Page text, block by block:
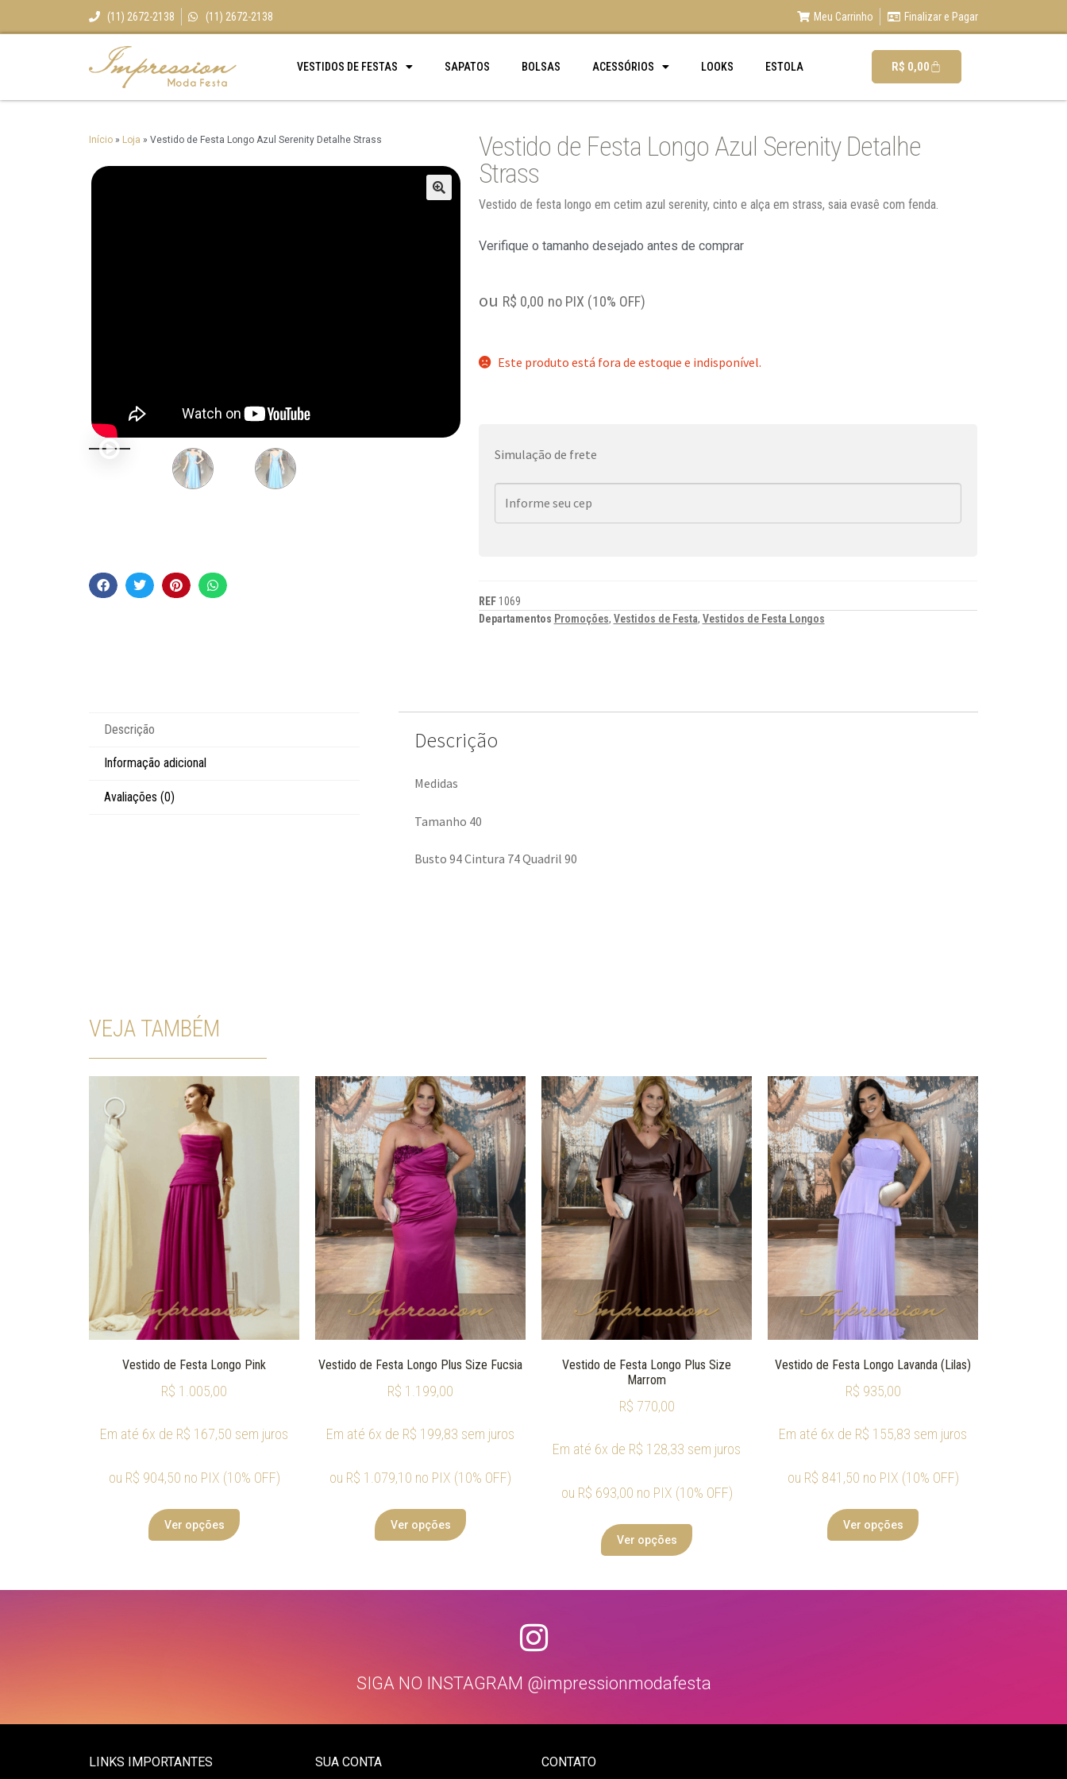
(11) 2672-2138 (11) 2672-2138 Meu Carrinho Finalizar e Pagar
VESTIDOS DE FESTAS SAPATOS BOLSAS ACESSÓRIOS LOOKS ESTOLA R$ 0,00
Início » Loja » Vestido de Festa Longo Azul Serenity Detalhe Strass
Vestido de Festa Longo Azul Serenity Detalhe
Strass
Vestido de festa longo em cetim azul serenity, cinto e alça em strass, saia evasê com fenda.
Verifique o tamanho desejado antes de comprar
ou R$ 0,00 no PIX (10% OFF)
Este produto está fora de estoque e indisponível.
Simulação de frete
REF 1069
Departamentos Promoções, Vestidos de Festa, Vestidos de Festa Longos
Descrição
Informação adicional
Avaliações (0)
Descrição
Medidas
Tamanho 40
Busto 94 Cintura 74 Quadril 90
VEJA TAMBÉM
Vestido de Festa Longo Pink
R$ 1.005,00
Em até 6x de R$ 167,50 sem juros
ou R$ 904,50 no PIX (10% OFF)
Ver opções
Vestido de Festa Longo Plus Size Fucsia
R$ 1.199,00
Em até 6x de R$ 199,83 sem juros
ou R$ 1.079,10 no PIX (10% OFF)
Ver opções
Vestido de Festa Longo Plus Size
Marrom
R$ 770,00
Em até 6x de R$ 128,33 sem juros
ou R$ 693,00 no PIX (10% OFF)
Ver opções
Vestido de Festa Longo Lavanda (Lilas)
R$ 935,00
Em até 6x de R$ 155,83 sem juros
ou R$ 841,50 no PIX (10% OFF)
Ver opções
SIGA NO INSTAGRAM @impressionmodafesta
LINKS IMPORTANTES SUA CONTA CONTATO